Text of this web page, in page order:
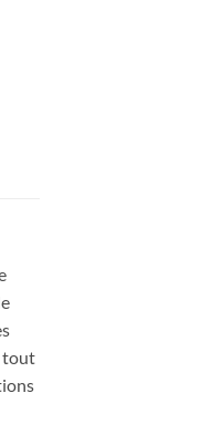
tout